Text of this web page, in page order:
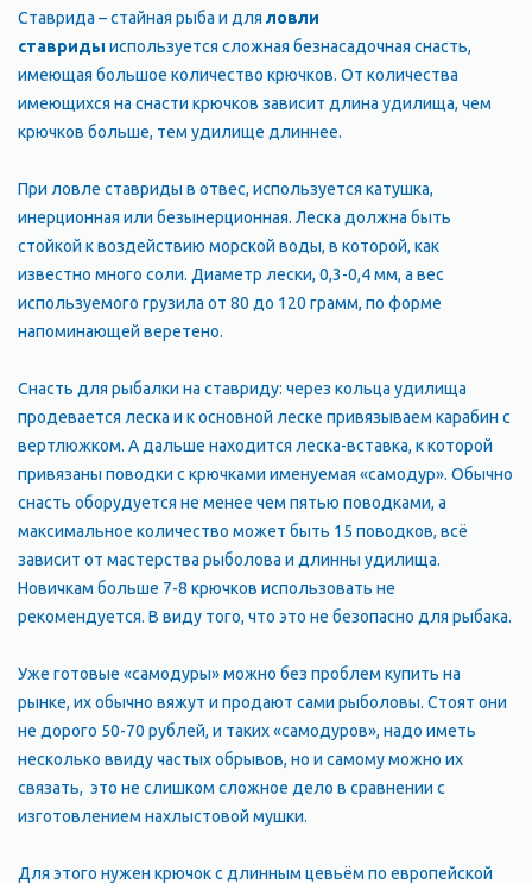
Ставрида – стайная рыба и для ловли
ставриды используется сложная безнасадочная снасть,
имеющая большое количество крючков. От количества
имеющихся на снасти крючков зависит длина удилища, чем
крючков больше, тем удилище длиннее.
При ловле ставриды в отвес, используется катушка,
инерционная или безынерционная. Леска должна быть
стойкой к воздействию морской воды, в которой, как
известно много соли. Диаметр лески, 0,3-0,4 мм, а вес
используемого грузила от 80 до 120 грамм, по форме
напоминающей веретено.
Снасть для рыбалки на ставриду: через кольца удилища
продевается леска и к основной леске привязываем карабин с
вертлюжком. А дальше находится леска-вставка, к которой
привязаны поводки с крючками именуемая «самодур». Обычно
снасть оборудуется не менее чем пятью поводками, а
максимальное количество может быть 15 поводков, всё
зависит от мастерства рыболова и длинны удилища.
Новичкам больше 7-8 крючков использовать не
рекомендуется. В виду того, что это не безопасно для рыбака.
Уже готовые «самодуры» можно без проблем купить на
рынке, их обычно вяжут и продают сами рыболовы. Стоят они
не дорого 50-70 рублей, и таких «самодуров», надо иметь
несколько ввиду частых обрывов, но и самому можно их
связать, это не слишком сложное дело в сравнении с
изготовлением нахлыстовой мушки.
Для этого нужен крючок с длинным цевьём по европейской